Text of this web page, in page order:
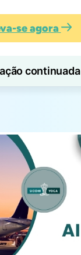
se agora
continuada